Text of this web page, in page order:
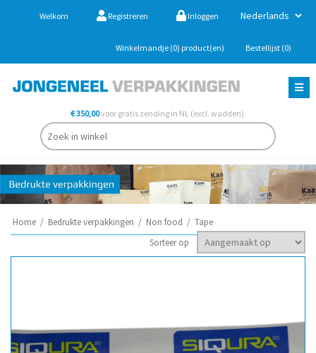
Welkom Registreren Inloggen
Winkelmandje (0) product(en) Bestellijst (0)
€ 350,00voor gratis zending in NL (excl. wadden).
Home / Bedrukte verpakkingen / Non food / Tape
Sorteer op